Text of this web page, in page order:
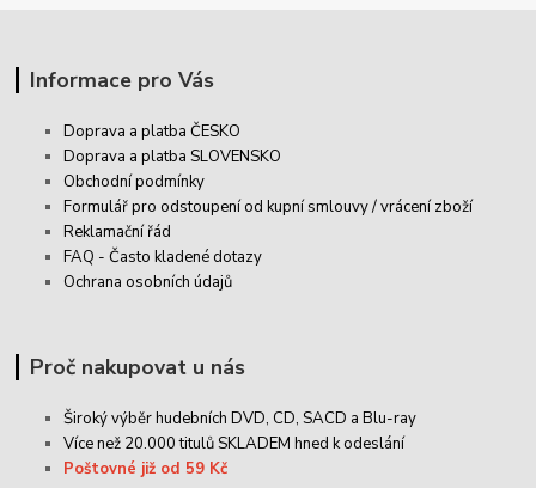
Informace pro Vás
Doprava a platba ČESKO
Doprava a platba SLOVENSKO
Obchodní podmínky
Formulář pro odstoupení od kupní smlouvy / vrácení zboží
Reklamační řád
FAQ - Často kladené dotazy
Ochrana osobních údajů
Proč nakupovat u nás
Široký výběr hudebních DVD, CD,SACD a Blu-ray
Více než 20.000 titulů SKLADEM hned k odeslání
Poštovné již od 59 Kč